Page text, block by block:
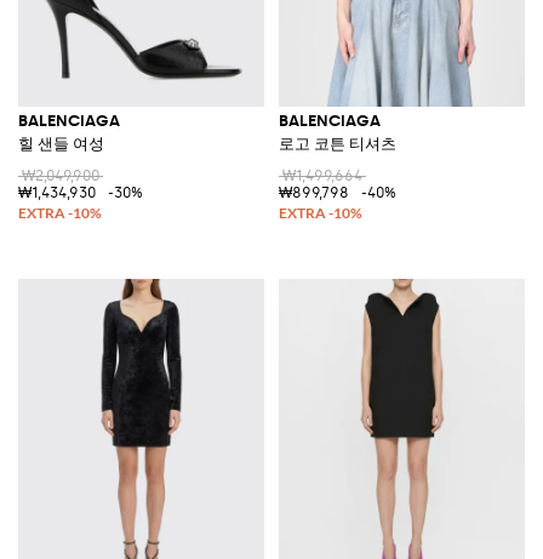
BALENCIAGA
힐 샌들 여성
₩2,049,900
₩1,434,930
-30%
BALENCIAGA
로고 코튼 티셔츠
₩1,499,664
₩899,798
-40%